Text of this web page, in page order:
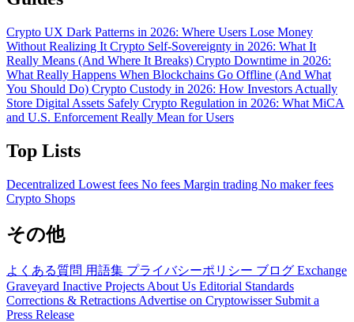
Crypto UX Dark Patterns in 2026: Where Users Lose Money
Without Realizing It Crypto Self-Sovereignty in 2026: What It
Really Means (And Where It Breaks) Crypto Downtime in 2026:
What Really Happens When Blockchains Go Offline (And What
You Should Do) Crypto Custody in 2026: How Investors Actually
Store Digital Assets Safely Crypto Regulation in 2026: What MiCA
and U.S. Enforcement Really Mean for Users
Top Lists
Decentralized Lowest fees No fees Margin trading No maker fees
Crypto Shops
その他
よくある質問 用語集 プライバシーポリシー ブログ Exchange
Graveyard Inactive Projects About Us Editorial Standards
Corrections & Retractions Advertise on Cryptowisser Submit a
Press Release